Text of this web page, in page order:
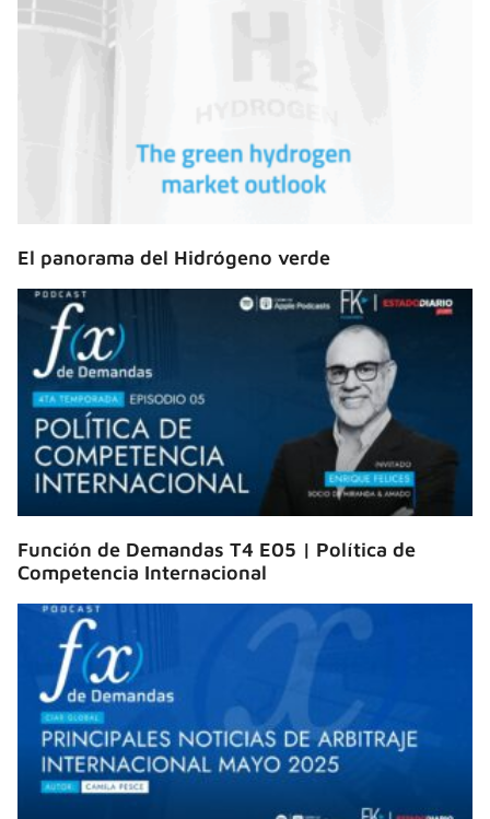
El panorama del Hidrógeno verde
Función de Demandas T4 E05 | Política de
Competencia Internacional